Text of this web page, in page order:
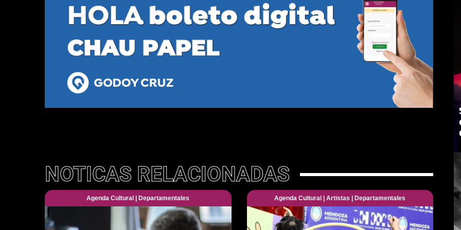
NOTICAS RELACIONADAS
Agenda Cultural Departamentales Agenda Cultural |Artistas Departamentales